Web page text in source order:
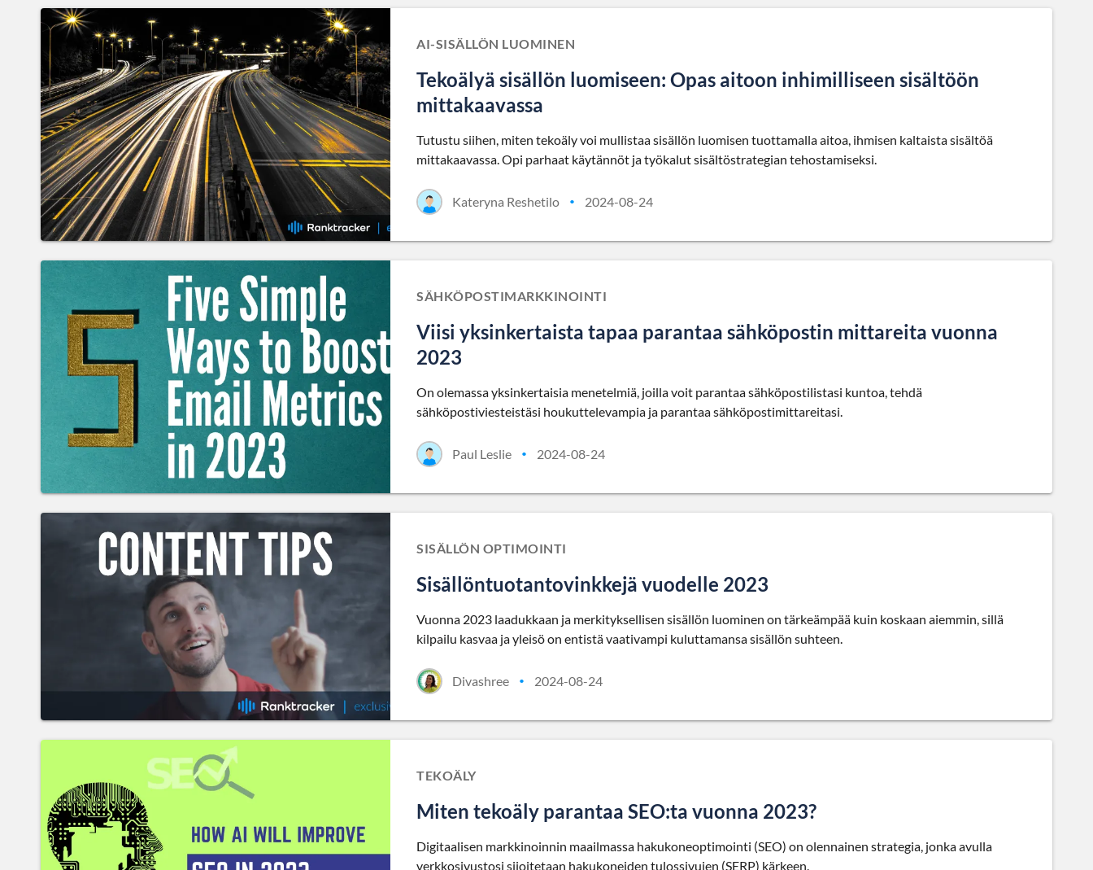
AI-SISÄLLÖN LUOMINEN
Tekoälyä sisällön luomiseen: Opas aitoon inhimilliseen sisältöön
mittakaavassa
Tutustu siihen, miten tekoäly voi mullistaa sisällön luomisen tuottamalla aitoa, ihmisen kaltaista sisältöä
mittakaavassa. Opi parhaat käytännöt ja työkalut sisältöstrategian tehostamiseksi.
Kateryna Reshetilo • 2024-08-24
SÄHKÖPOSTIMARKKINOINTI
Viisi yksinkertaista tapaa parantaa sähköpostin mittareita vuonna
2023
On olemassa yksinkertaisia menetelmiä, joilla voit parantaa sähköpostilistasi kuntoa, tehdä
sähköpostiviesteistäsi houkuttelevampia ja parantaa sähköpostimittareitasi.
Paul Leslie • 2024-08-24
SISÄLLÖN OPTIMOINTI
Sisällöntuotantovinkkejä vuodelle 2023
Vuonna 2023 laadukkaan ja merkityksellisen sisällön luominen on tärkeämpää kuin koskaan aiemmin, sillä
kilpailu kasvaa ja yleisö on entistä vaativampi kuluttamansa sisällön suhteen.
Divashree • 2024-08-24
TEKOÄLY
Miten tekoäly parantaa SEO:ta vuonna 2023?
Digitaalisen markkinoinnin maailmassa hakukoneoptimointi (SEO) on olennainen strategia, jonka avulla
verkkosivustosi sijoitetaan hakukoneiden tulossivujen (SERP) kärkeen.